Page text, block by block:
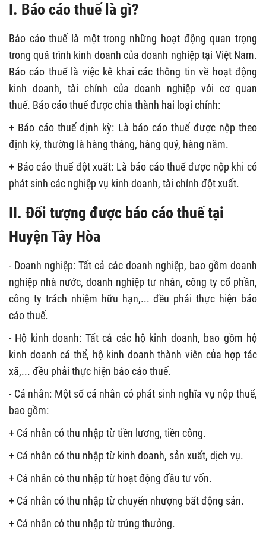
I. Báo cáo thuế là gì?
Báo cáo thuế là một trong những hoạt động quan trọng
trong quá trình kinh doanh của doanh nghiệp tại Việt Nam.
Báo cáo thuế là việc kê khai các thông tin về hoạt động
kinh doanh, tài chính của doanh nghiệp với cơ quan
thuế. Báo cáo thuế được chia thành hai loại chính:
+ Báo cáo thuế định kỳ: Là báo cáo thuế được nộp theo
định kỳ, thường là hàng tháng, hàng quý, hàng năm.
+ Báo cáo thuế đột xuất: Là báo cáo thuế được nộp khi có
phát sinh các nghiệp vụ kinh doanh, tài chính đột xuất.
II. Đối tượng được báo cáo thuế tại
Huyện Tây Hòa
- Doanh nghiệp: Tất cả các doanh nghiệp, bao gồm doanh
nghiệp nhà nước, doanh nghiệp tư nhân, công ty cổ phần,
công ty trách nhiệm hữu hạn,... đều phải thực hiện báo
cáo thuế.
- Hộ kinh doanh: Tất cả các hộ kinh doanh, bao gồm hộ
kinh doanh cá thể, hộ kinh doanh thành viên của hợp tác
xã,... đều phải thực hiện báo cáo thuế.
- Cá nhân: Một số cá nhân có phát sinh nghĩa vụ nộp thuế,
bao gồm:
+ Cá nhân có thu nhập từ tiền lương, tiền công.
+ Cá nhân có thu nhập từ kinh doanh, sản xuất, dịch vụ.
+ Cá nhân có thu nhập từ hoạt động đầu tư vốn.
+ Cá nhân có thu nhập từ chuyển nhượng bất động sản.
+ Cá nhân có thu nhập từ trúng thưởng.